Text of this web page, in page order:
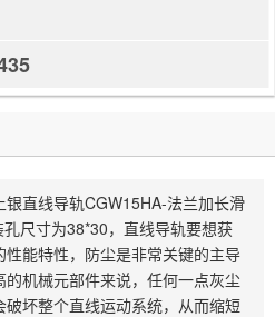
银直线导轨CGW15HA-法兰加长滑
尺寸为38*30，直线导轨要想获
能特性，防尘是非常关键的主导
机械元部件来说，任何一点灰尘
坏整个直线运动系统，从而缩短